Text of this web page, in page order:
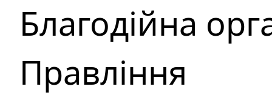
Благодійна
Правління